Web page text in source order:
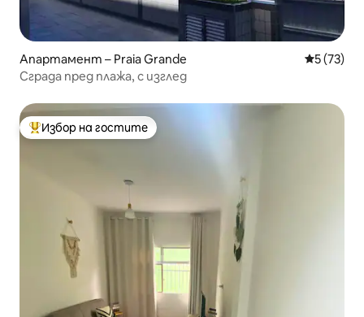
Апартамент – Praia Grande Средна
5 (73)
Сграда пред плажа, с изглед
Най-популярен избор на гостите
Избор на гостите